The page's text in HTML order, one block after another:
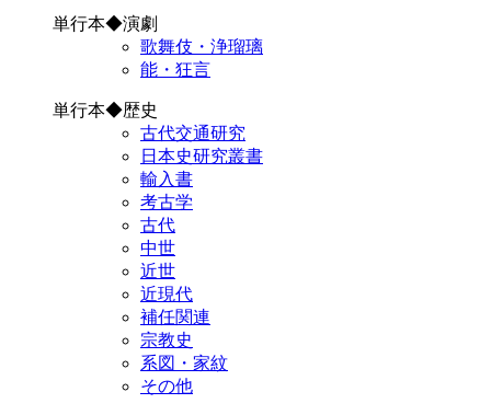
単行本◆演劇
歌舞伎・浄瑠璃
能・狂言
単行本◆歴史
古代交通研究
日本史研究叢書
輸入書
考古学
古代
中世
近世
近現代
補任関連
宗教史
系図・家紋
その他